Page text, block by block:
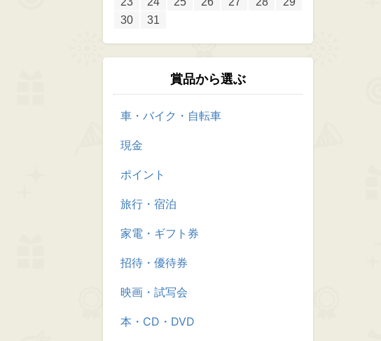
30
31
賞品から選ぶ
車・バイク・自転車
現金
ポイント
旅行・宿泊
家電・ギフト券
招待・優待券
映画・試写会
本・CD・DVD